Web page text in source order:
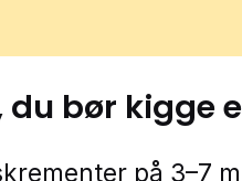
du bør kigge
på 3–7